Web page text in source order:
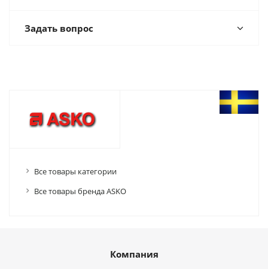
Задать вопрос
Все товары категории
Все товары бренда ASKO
Компания